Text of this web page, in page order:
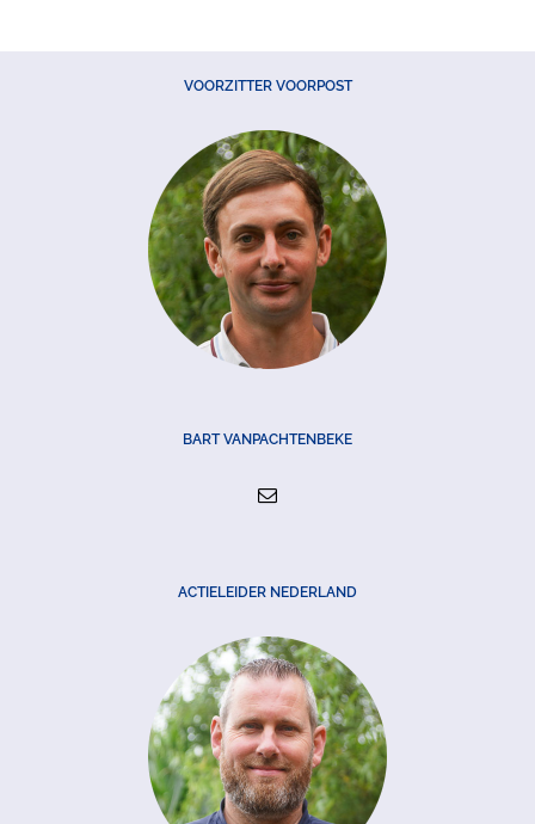
VOORZITTER VOORPOST
BART VANPACHTENBEKE
ACTIELEIDER NEDERLAND